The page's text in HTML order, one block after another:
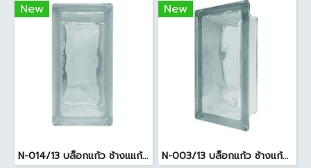
New
N-014/13 บล็อกแก้ว ช้างแแก้ว WOW หยาดเพชร ( 24x11.5x8 cm.)
New
N-003/13 บล็อกแก้ว ช้างแก้ว WOW พริ้วแก้ว ( 24x11.5x8cm )